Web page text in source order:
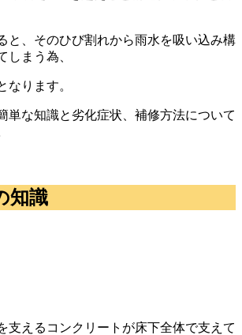
と、そのひび割れから雨水を吸い込み構
しまう為、
なります。
単な知識と劣化症状、補修方法について
知識
支えるコンクリートが床下全体で支えて